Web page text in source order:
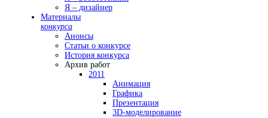
Я – дизайнер
Материалы
конкурса
Анонсы
Статьи о конкурсе
История конкурса
Архив работ
2011
Анимация
Графика
Презентация
3D-моделирование